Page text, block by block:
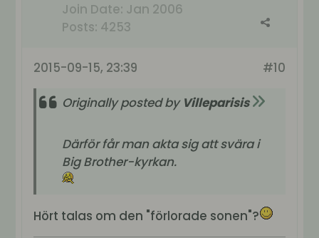
Join Date: Jan 2006
Posts: 4253
#10
2015-09-15, 23:39
Originally posted by Villeparisis
Därför får man akta sig att svära i
Big Brother-kyrkan.
Hört talas om den "förlorade sonen"?